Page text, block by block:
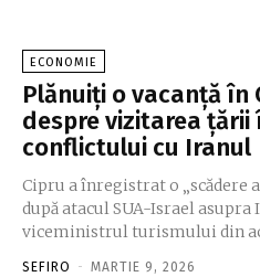
ECONOMIE
Plănuiți o vacanță în
despre vizitarea
conflictului cu Iranul
Cipru a înregistrat o „scădere
după atacul SUA-Israel
viceministrul turismului din
SEFIRO - MARTIE 9, 2026